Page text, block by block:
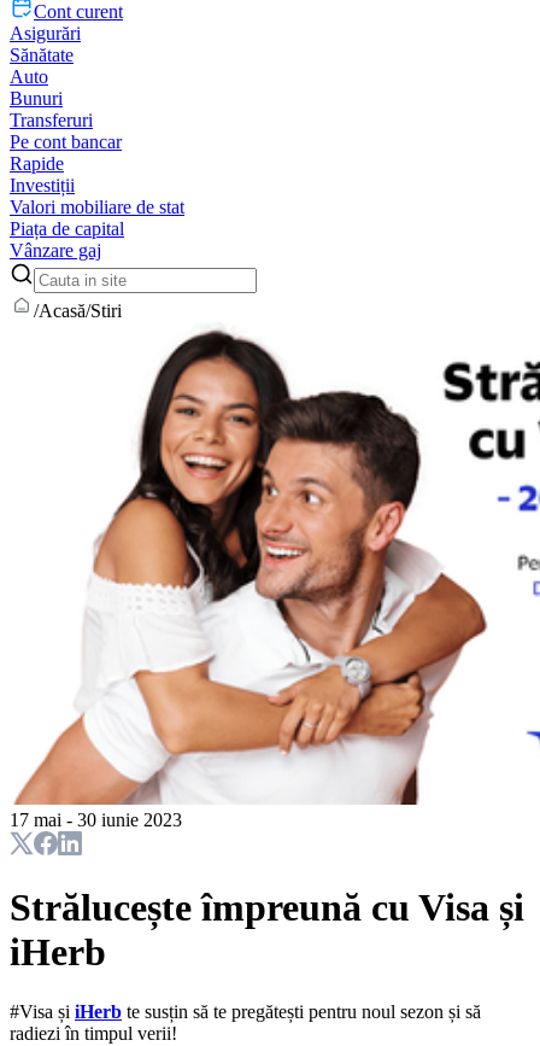
Cont curent
Asigurări
Sănătate
Auto
Bunuri
Transferuri
Pe cont bancar
Rapide
Investiții
Valori mobiliare de stat
Piața de capital
Vânzare gaj
/Acasă/Stiri
17 mai - 30 iunie 2023
Strălucește împreună cu Visa și
iHerb
#Visa și iHerb te susțin să te pregătești pentru noul sezon și să
radiezi în timpul verii!